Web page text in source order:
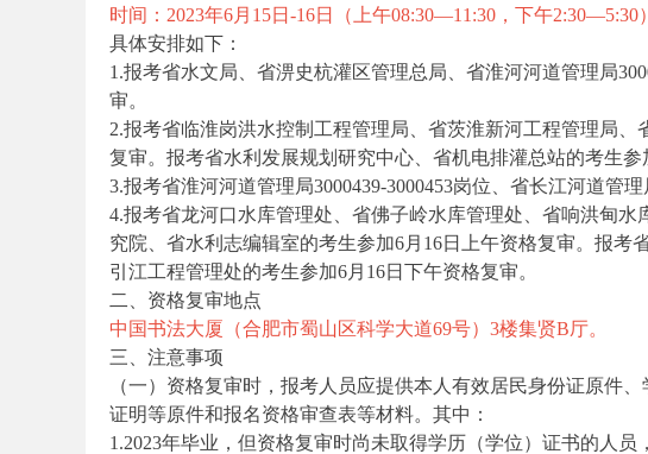
时间：2023年6月15日-16日（上午08:30—11:30，下午2:30—5:30
具体安排如下：
1.报考省水文局、省淠史杭灌区管理总局、省淮河河道管理局
审。
2.报考省临淮岗洪水控制工程管理局、省茨淮新河工程管理局
复审。报考省水利发展规划研究中心、省机电排灌总站的考生参
3.报考省淮河河道管理局3000439-3000453岗位、省长江河道管
4.报考省龙河口水库管理处、省佛子岭水库管理处、省响洪甸
究院、省水利志编辑室的考生参加6月16日上午资格复审。报
引江工程管理处的考生参加6月16日下午资格复审。
二、资格复审地点
中国书法大厦（合肥市蜀山区科学大道69号）3楼集贤B厅。
三、注意事项
（一）资格复审时，报考人员应提供本人有效居民身份证原件
证明等原件和报名资格审查表等材料。其中：
1.2023年毕业，但资格复审时尚未取得学历（学位）证书的人